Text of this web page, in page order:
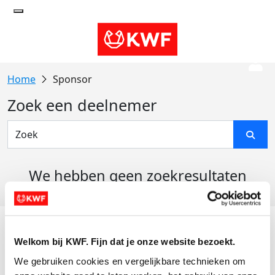
Welkom bij KWF. Fijn dat je onze website bezoekt.
We gebruiken cookies en vergelijkbare technieken om
Sponsor
Zoek een deelnemer
We hebben geen zoekresultaten
Actiematerialen
Evenementen